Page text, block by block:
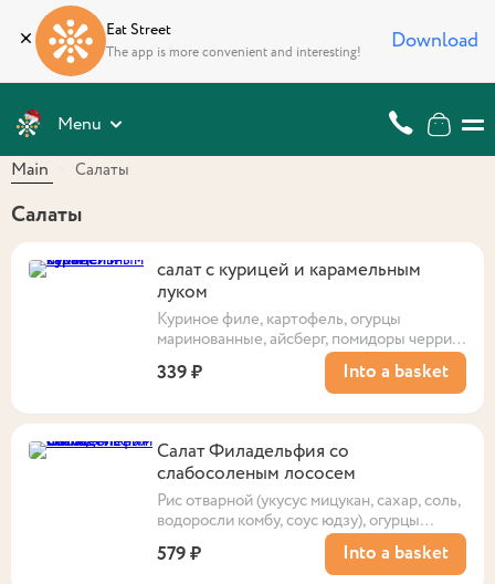
Eat Street
The app is more convenient and interesting! Download
Menu
Main
Салаты
Салаты
салат с курицей и карамельным
луком
Куриное филе, картофель, огурцы
маринованные, айсберг, помидоры черри,
медово-горчичная заправка, пармезан.
Выход: 190 г
339 ₽ Into a basket
Салат Филадельфия со
слабосоленым лососем
Рис отварной (укусус мицукан, сахар, соль,
водоросли комбу, соус юдзу), огурцы
свежие, лосось, сыр сливочный, салат
руккола, соус соево-овощной, нори,
579 ₽ Into a basket